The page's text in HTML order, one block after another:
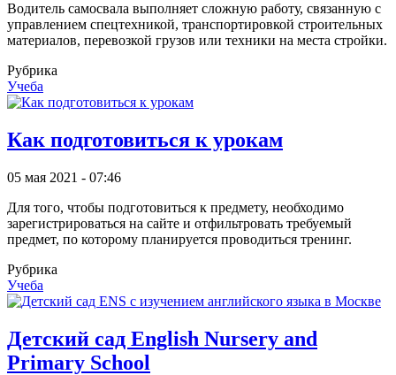
Водитель самосвала выполняет сложную работу, связанную с
управлением спецтехникой, транспортировкой строительных
материалов, перевозкой грузов или техники на места стройки.
Рубрика
Учеба
Как подготовиться к урокам
05 мая 2021 - 07:46
Для того, чтобы подготовиться к предмету, необходимо
зарегистрироваться на сайте и отфильтровать требуемый
предмет, по которому планируется проводиться тренинг.
Рубрика
Учеба
Детский сад English Nursery and
Primary School